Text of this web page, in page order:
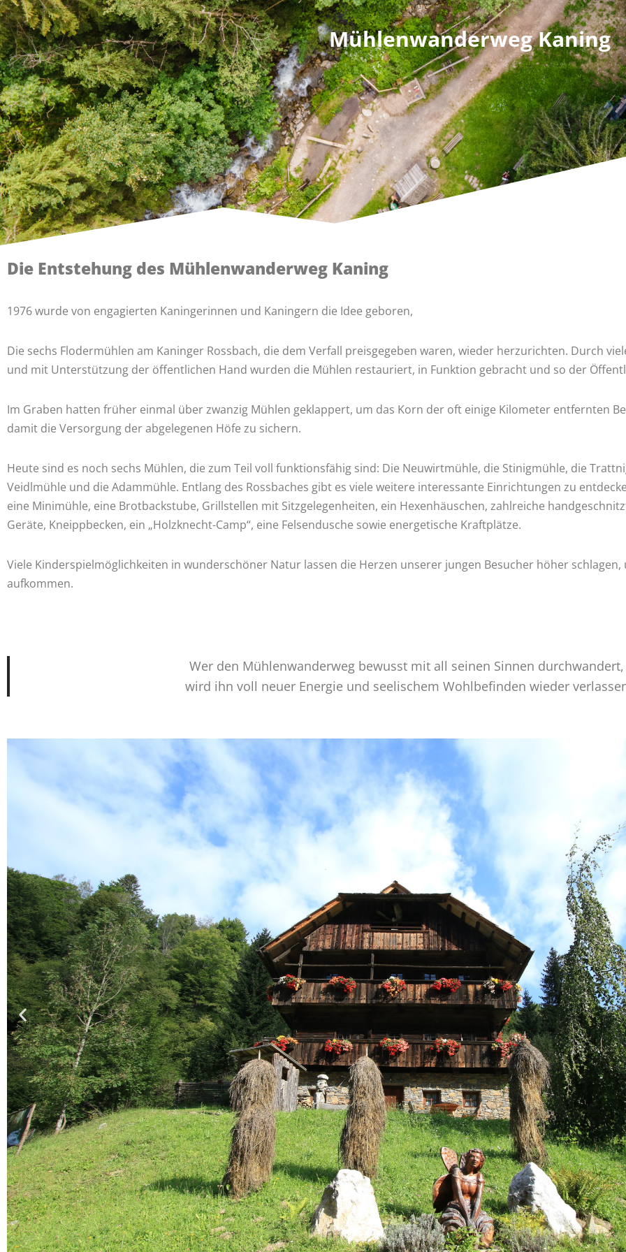
Mühlenwanderweg Kaning
Die Entstehung des Mühlenwanderweg Kaning
1976 wurde von engagierten Kaningerinnen und Kaningern die Idee geboren,
Die sechs Flodermühlen am Kaninger Rossbach, die dem Verfall preisgegeben waren, wieder herzurichten. Durch
und mit Unterstützung der öffentlichen Hand wurden die Mühlen restauriert, in Funktion gebracht und so der
Im Graben hatten früher einmal über zwanzig Mühlen geklappert, um das Korn der oft einige Kilometer entfernten
damit die Versorgung der abgelegenen Höfe zu sichern.
Heute sind es noch sechs Mühlen, die zum Teil voll funktionsfähig sind: Die Neuwirtmühle, die Stinigmühle, die
Veidlmühle und die Adammühle. Entlang des Rossbaches gibt es viele weitere interessante Einrichtungen zu
eine Minimühle, eine Brotbackstube, Grillstellen mit Sitzgelegenheiten, ein Hexenhäuschen, zahlreiche
Geräte, Kneippbecken, ein „Holzknecht-Camp“, eine Felsendusche sowie energetische Kraftplätze.
Viele Kinderspielmöglichkeiten in wunderschöner Natur lassen die Herzen unserer jungen Besucher höher schlagen,
aufkommen.
Wer den Mühlenwanderweg bewusst mit all seinen Sinnen durchwandert,
wird ihn voll neuer Energie und seelischem Wohlbefinden wieder